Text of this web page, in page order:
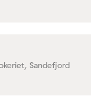
Sandefjord